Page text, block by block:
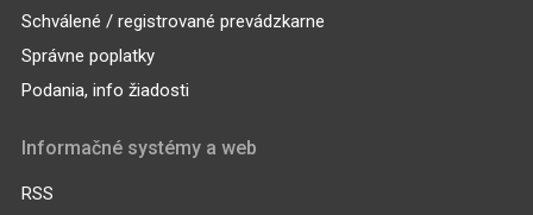
Schválené / registrované prevádzkarne
Správne poplatky
Podania, info žiadosti
Informačné systémy a web
RSS